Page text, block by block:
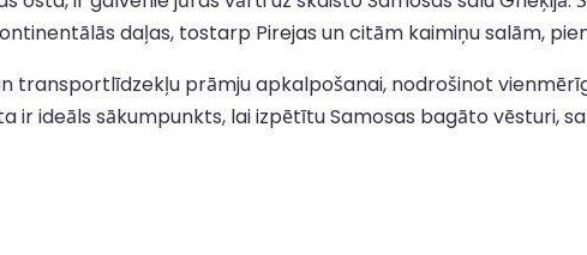
daļas, tostarp Pirejas un citām kaimiņu salām,
transportlīdzekļu prāmju apkalpošanai, nodrošinot
ir ideāls sākumpunkts, lai izpētītu Samosas bagāto vēsturi,